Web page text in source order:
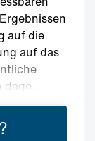
auf die
auf das